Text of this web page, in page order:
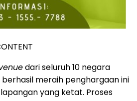
dari seluruh 10 negara
berhasil meraih penghargaan ini
yang ketat. Proses